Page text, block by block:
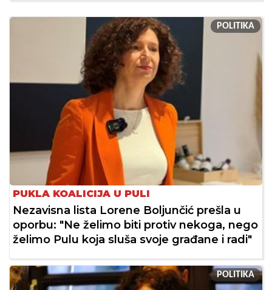
POLITIKA
PUKLA KOALICIJA U PULI
Nezavisna lista Lorene Boljunčić prešla u
oporbu: "Ne želimo biti protiv nekoga, nego
želimo Pulu koja sluša svoje građane i radi"
POLITIKA